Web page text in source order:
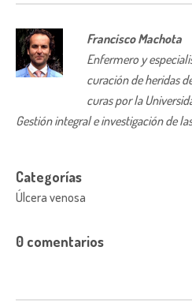
Francisco Machota
Enfermero y
curación de heridas
curas por la
Gestión integral e investigación de
Categorías
Úlcera venosa
0 comentarios